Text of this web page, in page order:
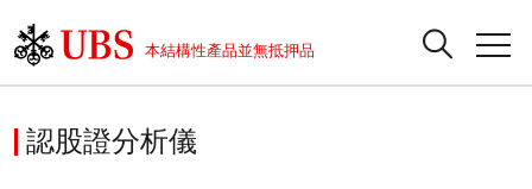
本結構性產品並無抵押品
認股證分析儀
認股證搜尋
瑞銀認股證一覽
表現
街貨統計
圖搜牛熊
牛熊全景快搜
表現
街貨統計
十大成交
十大升幅/跌幅
港股通資金流
正股分析儀
十大成交
持股比重
瑞銀輪證教室
每月輪證大市專題